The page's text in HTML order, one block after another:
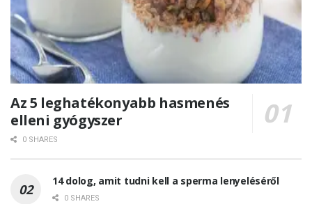
Az 5 leghatékonyabb hasmenés
elleni gyógyszer
0 SHARES
14 dolog, amit tudni kell a sperma lenyeléséről
0 SHARES